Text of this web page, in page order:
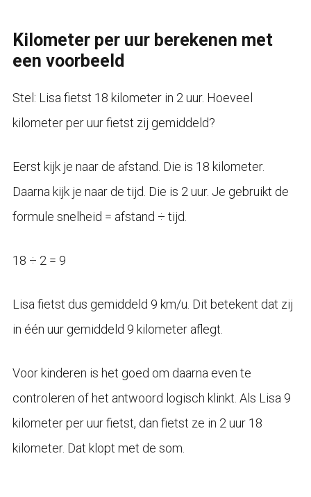
Kilometer per uur berekenen met
een voorbeeld
Stel: Lisa fietst 18 kilometer in 2 uur. Hoeveel
kilometer per uur fietst zij gemiddeld?
Eerst kijk je naar de afstand. Die is 18 kilometer.
Daarna kijk je naar de tijd. Die is 2 uur. Je gebruikt de
formule snelheid = afstand ÷ tijd.
18 ÷ 2 = 9
Lisa fietst dus gemiddeld 9 km/u. Dit betekent dat zij
in één uur gemiddeld 9 kilometer aflegt.
Voor kinderen is het goed om daarna even te
controleren of het antwoord logisch klinkt. Als Lisa 9
kilometer per uur fietst, dan fietst ze in 2 uur 18
kilometer. Dat klopt met de som.